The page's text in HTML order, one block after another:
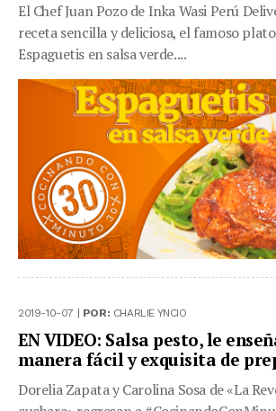
El Chef Juan Pozo de Inka Wasi Perú
receta sencilla y deliciosa, el famoso
Espaguetis en salsa verde....
2019-10-07 | POR: CHARLIE YNCIO
EN VIDEO: Salsa pesto, le
manera fácil y exquisita de
Dorelia Zapata y Carolina Sosa de «La